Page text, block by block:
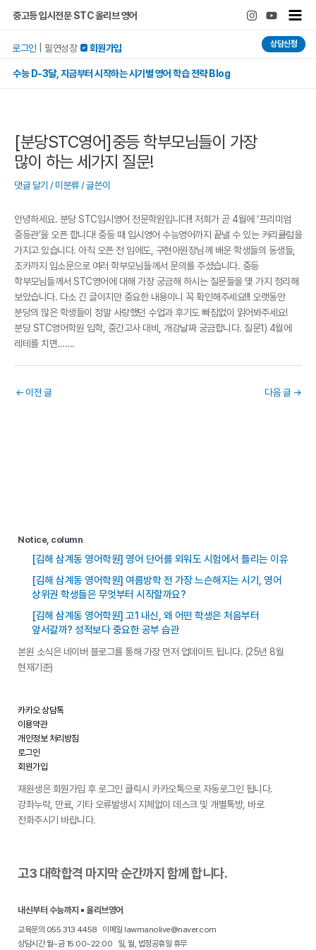
건너뛰기
중고등 입시전문 STC 올리브 영어
Main
로그인 필연성장  회원가입 상담신청
수능 D-3달, 지금부터 시작하는 시기별 영어 학습 전략 Blog
[분당STC영어]중등 학부모님들이 가장
많이 하는 세가지 질문!
댓글 달기 /미분류/ 글쓴이
안녕하세요. 분당 STC입시영어 전문학원입니다!! 저희가 곧 4월에 ‘프리미엄
중등관’을 오픈 합니다! 중등 때 입시영어 수능영어까지 끝낼 수 있는 커리큘럼을
가지고 있습니다. 아직 오픈 전 임에도, 구현아원장님께 배운 학생들의 동생들,
조카까지 입소문으로 여러 학부모님들께서 문의를 주셨습니다. 중등
학부모님들께서 STC영어에 대해 가장 궁금해 하시는 질문들을 몇 가지 정리해
보았습니다. 다소 긴 글이지만 중요한 내용이니 꼭 확인해주세요!!! 오랫동안
분당의 많은 학생들이 정말 사랑했던 수업과 후기도 빠짐없이 읽어봐주세요!
분당 STC영어학원 입학, 중간고사 대비, 개강날짜 궁금합니다. 질문1) 4월에
레테를 치면…….
탐색
← 이전 글 다음 글 →
Notice, column
[김해 삼계동 영어학원] 영어 단어를 외워도 시험에서 틀리는 이유
[김해 삼계동 영어학원] 여름방학 전 가장 느슨해지는 시기, 영어
상위권 학생들은 무엇부터 시작할까요?
[김해 삼계동 영어학원] 고1 내신, 왜 어떤 학생은 처음부터
앞서갈까? 성적보다 중요한 공부 습관
본원 소식은 네이버 블로그를 통해 가장 먼저 업데이트 됩니다. (25년 8월
현재기준)
카카오 상담톡
이용약관
개인정보 처리방침
로그인
회원가입
재원생은 회원가입 후 로그인 클릭시 카카오톡으로 자동로그인 됩니다.
강좌누락, 만료, 기타 오류발생시 지체없이 데스크 및 개별톡방, 바로
전화주시기 바랍니다.
고3 대학합격 마지막 순간까지 함께 합니다.
내신부터 수능까지 ▪ 올리브영어
교육문의 055 313 4458 이메일 lawmanolive@naver.com
상담시간 월~금 15:00~22:00 일, 월, 법정공휴일 휴무